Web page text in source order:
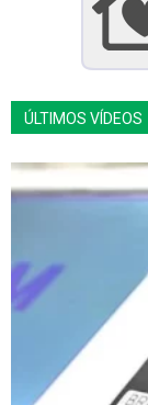
ÚLTIMOS VÍDEOS